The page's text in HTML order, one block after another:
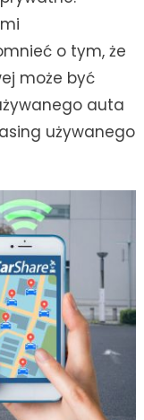
o tym, że
może być
auta
używanego